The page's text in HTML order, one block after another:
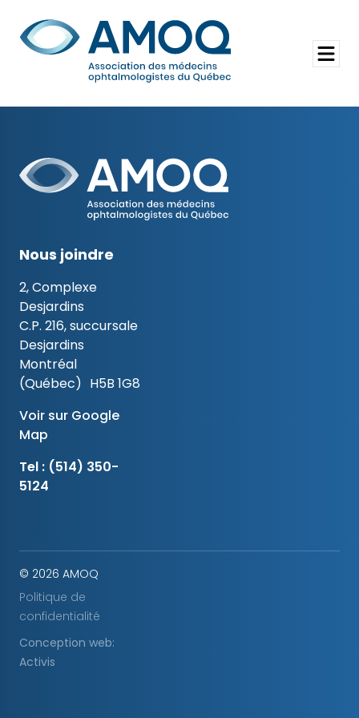
contenu
Rechercher
Ouvrir
le
Nous joindre
2, Complexe
Desjardins
C.P. 216, succursale
Desjardins
Montréal
(Québec) H5B 1G8
Voir sur Google
Map
Tel : (514) 350-
5124
© 2026 AMOQ
Politique de
confidentialité
Conception web:
Activis